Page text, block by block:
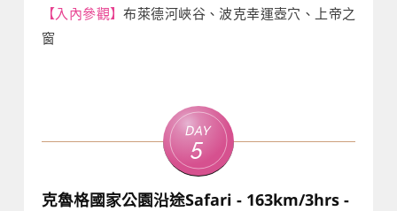
【入內參觀】布萊德河峽谷、波克幸運壺穴、上帝之
窗
Day
5
克魯格國家公園沿途Safari - 163km/3hrs -